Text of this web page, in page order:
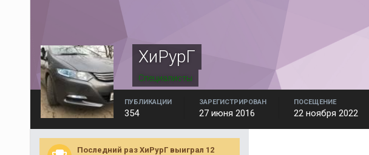
ХиРурГ
Специалисты
ПУБЛИКАЦИИ
354
ЗАРЕГИСТРИРОВАН
27 июня 2016
ПОСЕЩЕНИЕ
22 ноября 2022
Последний раз ХиРурГ выиграл 12